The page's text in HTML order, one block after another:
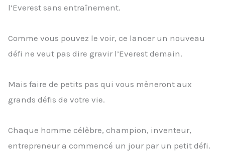
l’Everest sans entraînement.
Comme vous pouvez le voir, ce lancer un nouveau
défi ne veut pas dire gravir l’Everest demain.
Mais faire de petits pas qui vous mèneront aux
grands défis de votre vie.
Chaque homme célèbre, champion, inventeur,
entrepreneur a commencé un jour par un petit défi.